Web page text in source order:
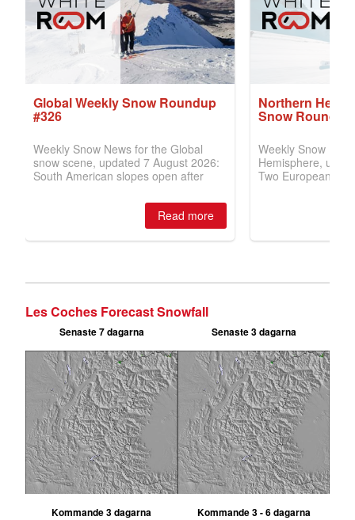
Les Coches Forecast Snowfall
Senaste 7 dagarna Senaste 3 dagarna
Kommande 3 dagarna Kommande 3 - 6 dagarna